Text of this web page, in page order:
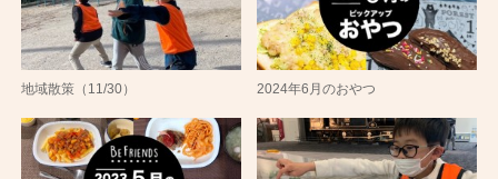
地域散策（11/30） 2024年6月のおやつ